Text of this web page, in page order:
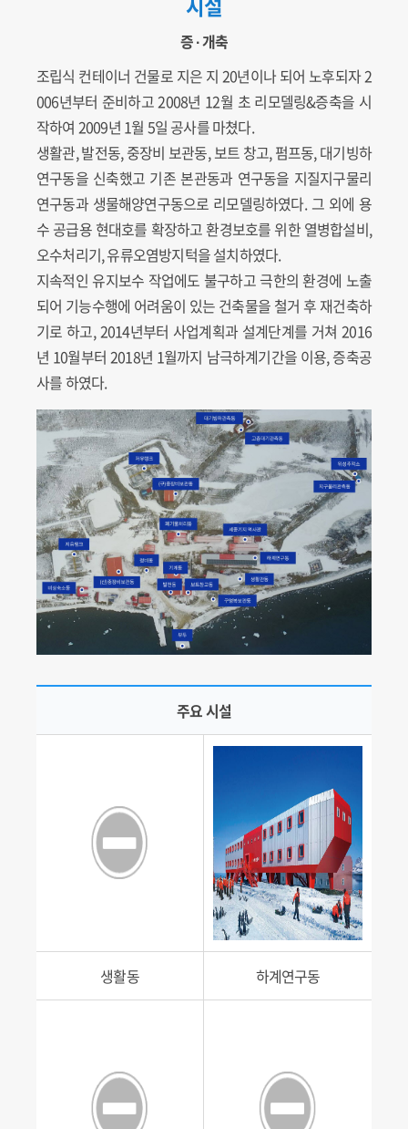
시설
증 ∙ 개축
조립식 컨테이너 건물로 지은 지 20년이나 되어 노후되자 2
006년부터 준비하고 2008년 12월 초 리모델링&증축을 시
작하여 2009년 1월 5일 공사를 마쳤다.
생활관, 발전동, 중장비 보관동, 보트 창고, 펌프동, 대기빙하
연구동을 신축했고 기존 본관동과 연구동을 지질지구물리
연구동과 생물해양연구동으로 리모델링하였다. 그 외에 용
수 공급용 현대호를 확장하고 환경보호를 위한 열병합설비,
오수처리기, 유류오염방지턱을 설치하였다.
지속적인 유지보수 작업에도 불구하고 극한의 환경에 노출
되어 기능수행에 어려움이 있는 건축물을 철거 후 재건축하
기로 하고, 2014년부터 사업계획과 설계단계를 거쳐 2016
년 10월부터 2018년 1월까지 남극하계기간을 이용, 증축공
사를 하였다.
주요 시설
생활동 하계연구동